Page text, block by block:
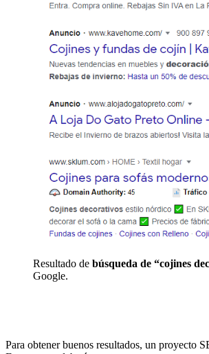
Resultado de búsqueda de “cojines
Google.
Para obtener buenos resultados, un proyecto